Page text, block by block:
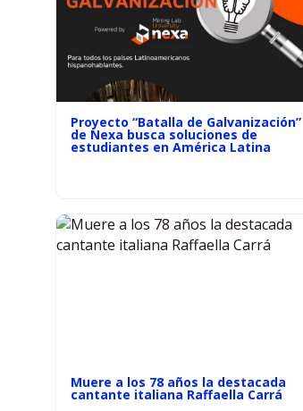
Proyecto “Batalla de Galvanización”
de Nexa busca soluciones de
estudiantes en América Latina
Muere a los 78 años la destacada
cantante italiana Raffaella Carrá